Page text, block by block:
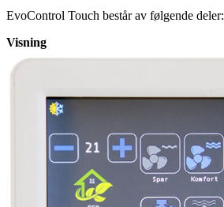
EvoControl Touch består av følgende deler:
Visning